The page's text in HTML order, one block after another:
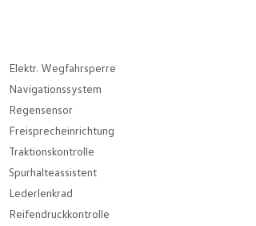
Elektr. Wegfahrsperre
Navigationssystem
Regensensor
Freisprecheinrichtung
Traktionskontrolle
Spurhalteassistent
Lederlenkrad
Reifendruckkontrolle